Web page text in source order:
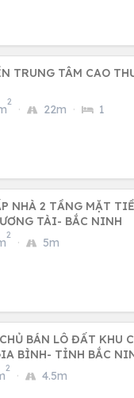
TRUNG TÂM CAO
2
· 22m · 1
NHÀ 2 TẦNG MẶT
TÀI- BẮC NINH
2
· 5m
BÁN LÔ ĐẤT KHU
BÌNH- TỈNH BẮC
2
· 4.5m